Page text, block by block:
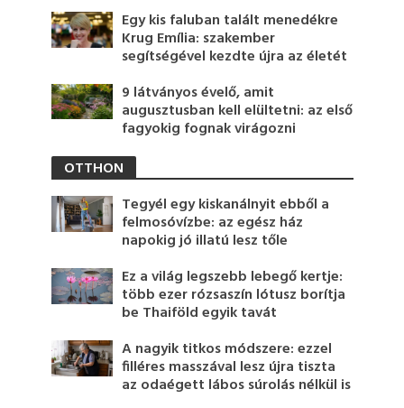
Egy kis faluban talált menedékre
Krug Emília: szakember
segítségével kezdte újra az életét
9 látványos évelő, amit
augusztusban kell elültetni: az első
fagyokig fognak virágozni
OTTHON
Tegyél egy kiskanálnyit ebből a
felmosóvízbe: az egész ház
napokig jó illatú lesz tőle
Ez a világ legszebb lebegő kertje:
több ezer rózsaszín lótusz borítja
be Thaiföld egyik tavát
A nagyik titkos módszere: ezzel
filléres masszával lesz újra tiszta
az odaégett lábos súrolás nélkül is